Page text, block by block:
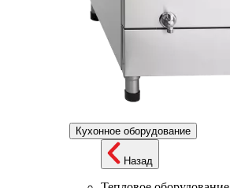
Кухонное оборудование
Назад